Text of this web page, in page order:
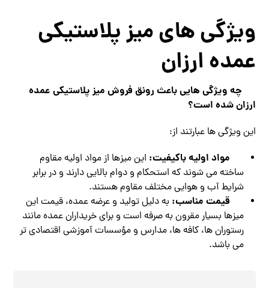
ویژگی های میز پلاستیکی
عمده ارزان
چه ویژگی هایی باعث رونق فروش میز پلاستیکی عمده
ارزان شده است؟
این ویژگی ها عبارتند از:
مواد اولیه باکیفیت: این میزها از مواد اولیه مقاوم
ساخته می شوند که استحکام و دوام بالایی دارند و در برابر
شرایط آب و هوایی مختلف مقاوم هستند.
قیمت مناسب: به دلیل تولید و عرضه عمده، قیمت این
میزها بسیار مقرون به صرفه است و برای خریداران عمده مانند
رستوران ها، کافه ها، مدارس و مؤسسات آموزشی اقتصادی تر
می باشد.